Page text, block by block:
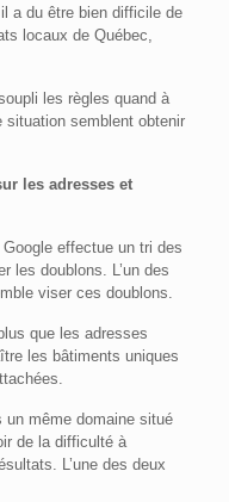
a du être bien difficile de
locaux de Québec,
les règles quand à
semblent obtenir
les adresses et
effectue un tri des
les doublons. L’un des
viser ces doublons.
que les adresses
les bâtiments uniques
un même domaine situé
de la difficulté à
L’une des deux